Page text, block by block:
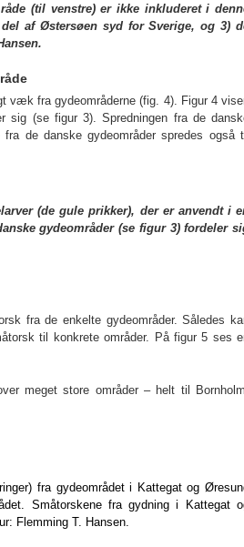
(til venstre) er ikke inkluderet i
af Østersøen syd for Sverige, og 3)
væk fra gydeområderne (fig. 4). Figur 4
sig (se figur 3).Spredningen fra de
de danske gydeområder spredes også
(de gule prikker), der er anvendt i
gydeområder (se figur 3) fordeler
fra de enkelte gydeområder. Således
til konkrete områder. På figur 5 ses
meget store områder – helt til Bornholm,
fra gydeområdet i Kattegat og
Småtorskene fra gydning i Kattegat
Flemming T. Hansen.